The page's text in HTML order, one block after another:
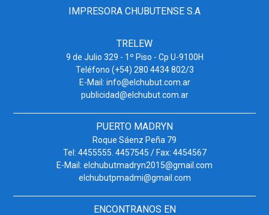
IMPRESORA CHUBUTENSE S.A
TRELEW
9 de Julio 329 - 1º Piso - Cp U-9100H
Teléfono (+54) 280 4434 802/3
E-Mail: info@elchubut.com.ar
publicidad@elchubut.com.ar
PUERTO MADRYN
Roque Sáenz Peña 79
Tel: 4455555. 4457545 / Fax: 4454567
E-Mail: elchubutmadryn2015@gmail.com
elchubutpmadmi@gmail.com
ENCONTRANOS EN